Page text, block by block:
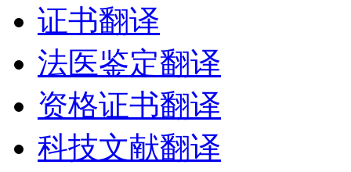
证书翻译
法医鉴定翻译
资格证书翻译
科技文献翻译